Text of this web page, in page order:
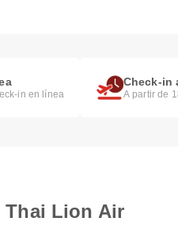
in en línea
Check-in
A partir de
Thai Lion Air